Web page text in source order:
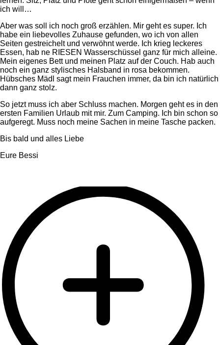
ich will…
Aber was soll ich noch groß erzählen. Mir geht es super. Ich
habe ein liebevolles Zuhause gefunden, wo ich von allen
Seiten gestreichelt und verwöhnt werde. Ich krieg leckeres
Essen, hab ne RIESEN Wasserschüssel ganz für mich alleine.
Mein eigenes Bett und meinen Platz auf der Couch. Hab auch
noch ein ganz stylisches Halsband in rosa bekommen.
Hübsches Mädl sagt mein Frauchen immer, da bin ich natürlich
dann ganz stolz.
So jetzt muss ich aber Schluss machen. Morgen geht es in den
ersten Familien Urlaub mit mir. Zum Camping. Ich bin schon so
aufgeregt. Muss noch meine Sachen in meine Tasche packen.
Bis bald und alles Liebe
Eure Bessi